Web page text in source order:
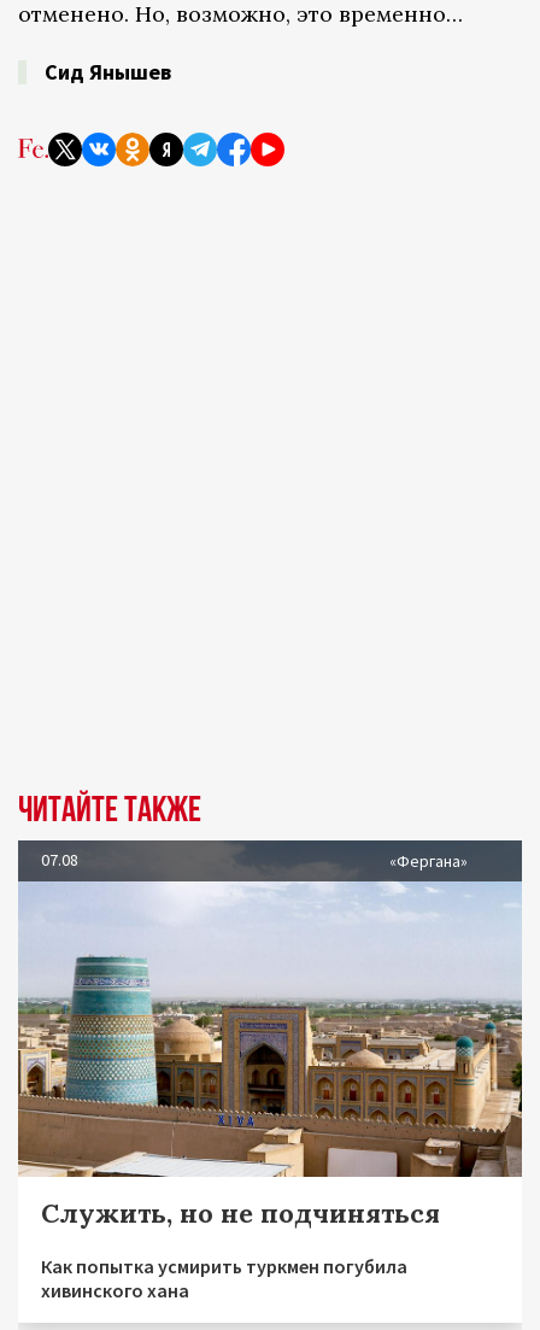
отменено. Но, возможно, это временно…
Сид Янышев
Читайте также
07.08 «Фергана»
Служить, но не подчиняться
Как попытка усмирить туркмен погубила
хивинского хана